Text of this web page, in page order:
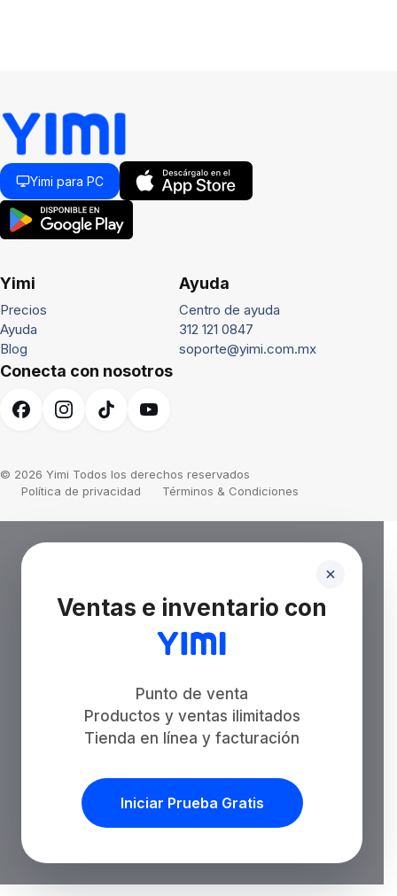
Yimi para PC
Yimi
Precios
Ayuda
Blog
Ayuda
Centro de ayuda
312 121 0847
soporte@yimi.com.mx
Conecta con nosotros
© 2026 Yimi Todos los derechos reservados
Política de privacidad
Términos & Condiciones
Ventas e inventario con
Punto de venta
Productos y ventas ilimitados
Tienda en línea y facturación
Iniciar Prueba Gratis